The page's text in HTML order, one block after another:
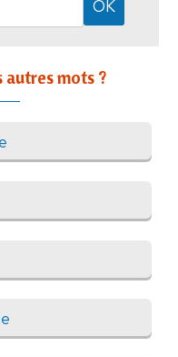
mots ?